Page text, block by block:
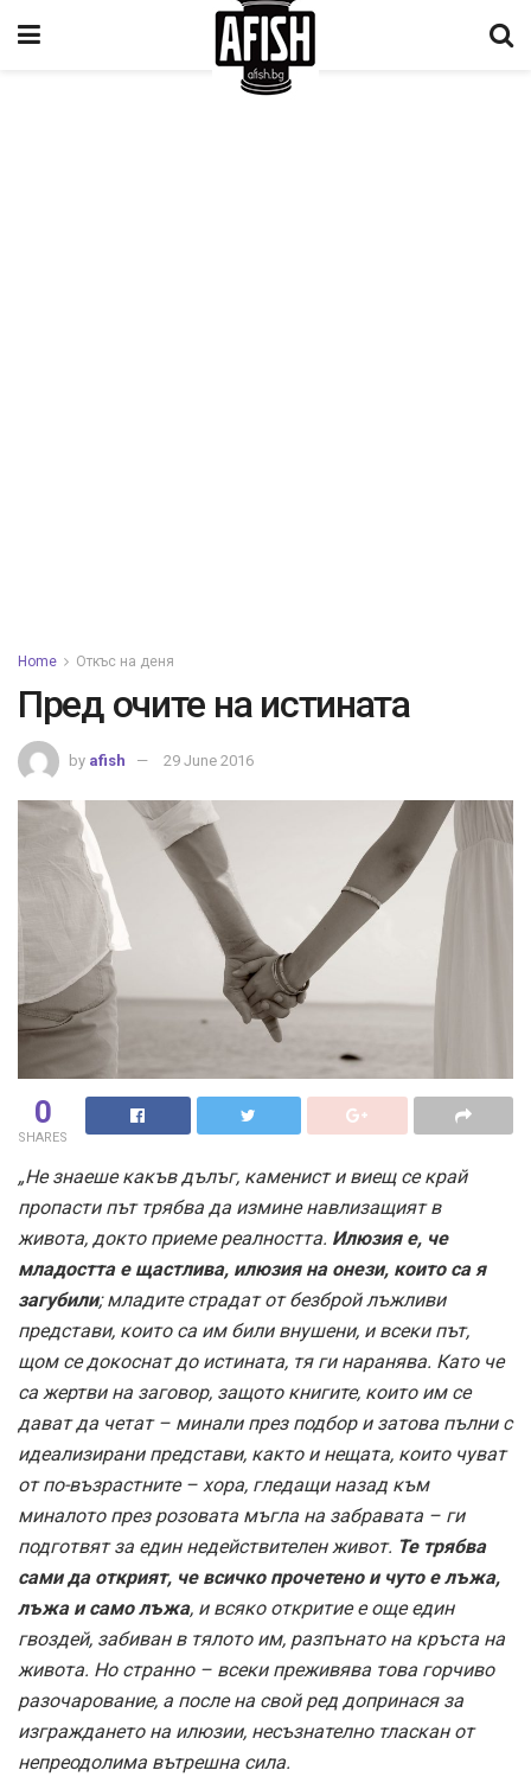
Home Откъс на деня
Пред очите на истината
by afish 29 June 2016
0
SHARES
„Не знаеше какъв дълъг, каменист и виещ се край
пропасти път трябва да измине навлизащият в
живота, докто приеме реалността. Илюзия е, че
младостта е щастлива, илюзия на онези, които са я
загубили; младите страдат от безброй лъжливи
представи, които са им били внушени, и всеки път,
щом се докоснат до истината, тя ги наранява. Като че
са жертви на заговор, защото книгите, които им се
дават да четат – минали през подбор и затова пълни с
идеализирани представи, както и нещата, които чуват
от по-възрастните – хора, гледащи назад към
миналото през розовата мъгла на забравата – ги
подготвят за един недействителен живот. Те трябва
сами да открият, че всичко прочетено и чуто е лъжа,
лъжа и само лъжа, и всяко откритие е още един
гвоздей, забиван в тялото им, разпънато на кръста на
живота. Но странно – всеки преживява това горчиво
разочарование, а после на свой ред допринася за
изграждането на илюзии, несъзнателно тласкан от
непреодолима вътрешна сила.